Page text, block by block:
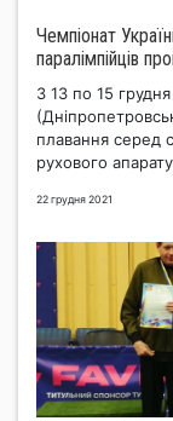
Чемпіонат
паралімпійців
З 13 по 15
плавання серед
рухового
22 грудня 2021